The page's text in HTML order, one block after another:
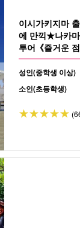
이시가키지마
에 만끽★나카
투어《즐거운
성인(중학생 이상)
소인(초등학생)